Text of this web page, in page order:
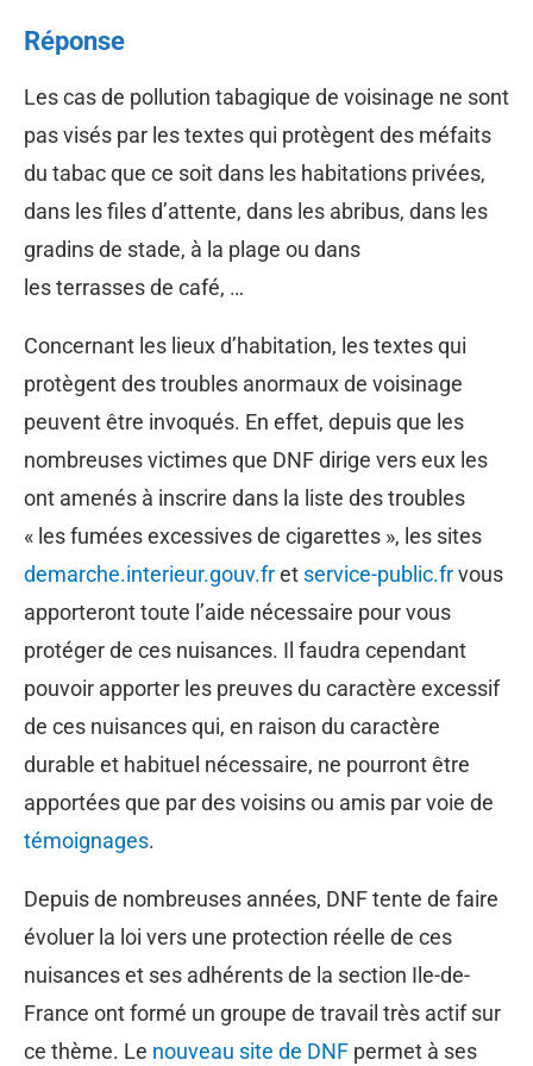
Réponse
Les cas de pollution tabagique de voisinage ne sont
pas visés par les textes qui protègent des méfaits
du tabac que ce soit dans les habitations privées,
dans les files d’attente, dans les abribus, dans les
gradins de stade, à la plage ou dans
les terrasses de café, …
Concernant les lieux d’habitation, les textes qui
protègent des troubles anormaux de voisinage
peuvent être invoqués. En effet, depuis que les
nombreuses victimes que DNF dirige vers eux les
ont amenés à inscrire dans la liste des troubles
« les fumées excessives de cigarettes », les sites
demarche.interieur.gouv.fret service-public.frvous
apporteront toute l’aide nécessaire pour vous
protéger de ces nuisances. Il faudra cependant
pouvoir apporter les preuves du caractère excessif
de ces nuisances qui, en raison du caractère
durable et habituel nécessaire, ne pourront être
apportées que par des voisins ou amis par voie de
témoignages.
Depuis de nombreuses années, DNF tente de faire
évoluer la loi vers une protection réelle de ces
nuisances et ses adhérents de la section Ile-de-
France ont formé un groupe de travail très actif sur
ce thème. Le nouveau site de DNF permet à ses